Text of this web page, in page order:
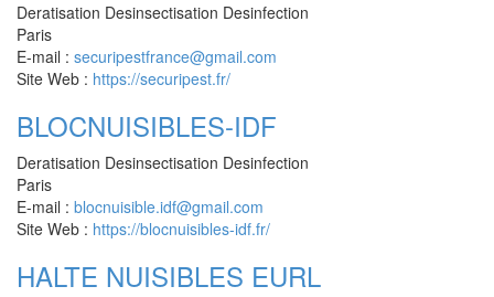
Deratisation Desinsectisation Desinfection
Paris
E-mail : securipestfrance@gmail.com
Site Web : https://securipest.fr/
BLOCNUISIBLES-IDF
Deratisation Desinsectisation Desinfection
Paris
E-mail : blocnuisible.idf@gmail.com
Site Web : https://blocnuisibles-idf.fr/
HALTE NUISIBLES EURL